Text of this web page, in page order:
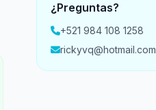
¿Preguntas?
+521 984 108 1258
rickyvq@hotmail.com